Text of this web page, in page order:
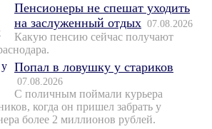
Пенсионеры не спешат уходить
на заслуженный отдых 07.08.2026
Какую пенсию сейчас получают
Попал в ловушку у стариков
07.08.2026
С поличным поймали курьера
когда он пришел забрать у
более 2 миллионов рублей.